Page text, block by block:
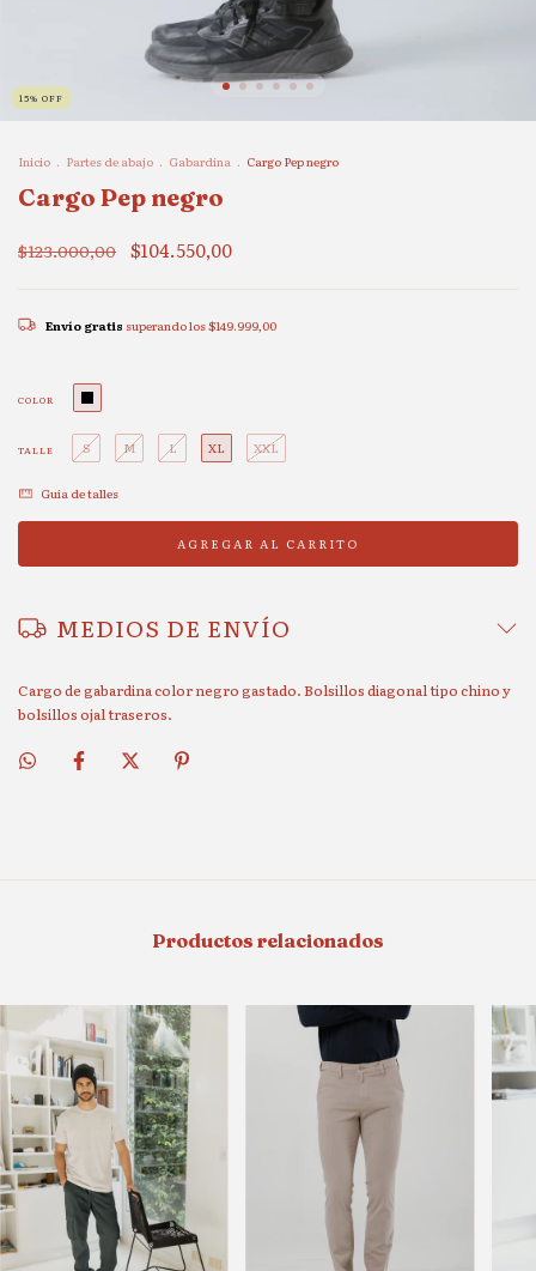
15% OFF
Inicio . Partes de abajo . Gabardina . Cargo Pep negro
Cargo Pep negro
$123.000,00 $104.550,00
Envío gratis superando los$149.999,00
COLOR
TALLE S M L XL XXL
Guía de talles
MEDIOS DE ENVÍO
Cargo de gabardina color negro gastado. Bolsillos diagonal tipo chino y
bolsillos ojal traseros.
Productos relacionados
10%
OFF
*No es acumulable con otras promociones